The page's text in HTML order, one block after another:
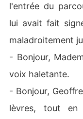
l'entrée du
lui avait fait
maladroitement
- Bonjour,
voix haletante.
- Bonjour,
lèvres, tout en